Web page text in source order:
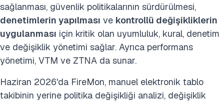
sağlanması, güvenlik politikalarının sürdürülmesi,
denetimlerin yapılması ve kontrollü değişikliklerin
uygulanması için kritik olan uyumluluk, kural, denetim
ve değişiklik yönetimi sağlar. Ayrıca performans
yönetimi, VTM ve ZTNA da sunar.
Haziran 2026'da FireMon, manuel elektronik tablo
takibinin yerine politika değişikliği analizi, değişiklik